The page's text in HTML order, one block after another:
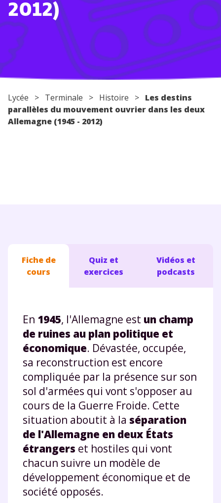
Conseils pour les parents
2012)
Lycée > Terminale > Histoire > Les destins
parallèles du mouvement ouvrier dans les deux
Allemagne (1945 - 2012)
Fiche de
cours
Quiz et
exercices
Vidéos et
podcasts
En 1945, l'Allemagne est un champ
de ruines au plan politique et
économique. Dévastée, occupée,
sa reconstruction est encore
compliquée par la présence sur son
sol d'armées qui vont s'opposer au
cours de la Guerre Froide. Cette
situation aboutit à la séparation
de l'Allemagne en deux États
étrangers et hostiles qui vont
chacun suivre un modèle de
développement économique et de
société opposés.